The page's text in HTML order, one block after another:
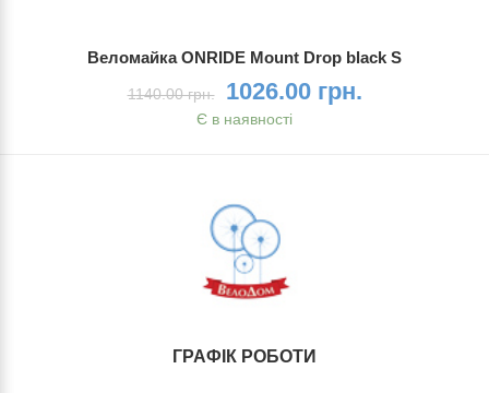
Веломайка ONRIDE Mount Drop black S
1140.00 грн. 1026.00 грн.
Є в наявності
ГРАФІК РОБОТИ